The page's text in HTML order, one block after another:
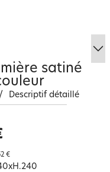
satiné
/ Descriptif détaillé
€